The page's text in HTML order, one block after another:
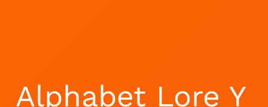
Alphabet Lore Y